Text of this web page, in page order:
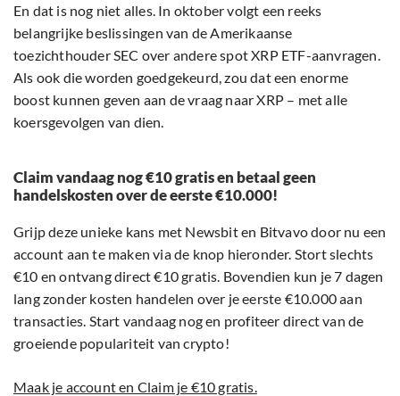
En dat is nog niet alles. In oktober volgt een reeks
belangrijke beslissingen van de Amerikaanse
toezichthouder SEC over andere spot XRP ETF-aanvragen.
Als ook die worden goedgekeurd, zou dat een enorme
boost kunnen geven aan de vraag naar XRP – met alle
koersgevolgen van dien.
Claim vandaag nog €10 gratis en betaal geen
handelskosten over de eerste €10.000!
Grijp deze unieke kans met Newsbit en Bitvavo door nu een
account aan te maken via de knop hieronder. Stort slechts
€10 en ontvang direct €10 gratis. Bovendien kun je 7 dagen
lang zonder kosten handelen over je eerste €10.000 aan
transacties. Start vandaag nog en profiteer direct van de
groeiende populariteit van crypto!
Maak je account en Claim je €10 gratis.